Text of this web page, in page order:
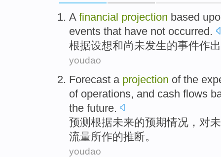
A financial projection based
events that have not occurred.
根据设想和尚未发生的事件作出
youdao
Forecast a projection ofthe
of operations, and cash flows
the future.
预测 根据未来的预期情况 ，对
流量所作的推断。
youdao